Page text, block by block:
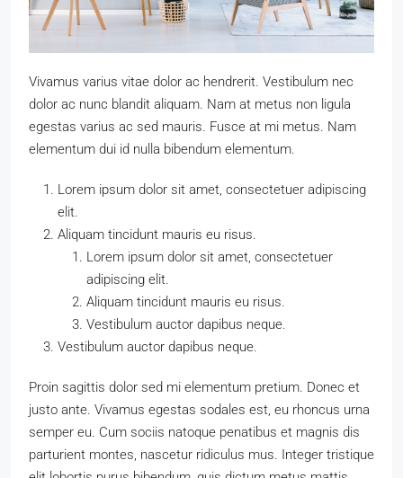
Vivamus varius vitae dolor ac hendrerit. Vestibulum nec
dolor ac nunc blandit aliquam. Nam at metus non ligula
egestas varius ac sed mauris. Fusce at mi metus. Nam
elementum dui id nulla bibendum elementum.
Lorem ipsum dolor sit amet, consectetuer adipiscing
elit.
Aliquam tincidunt mauris eu risus.
Lorem ipsum dolor sit amet, consectetuer
adipiscing elit.
Aliquam tincidunt mauris eu risus.
Vestibulum auctor dapibus neque.
Vestibulum auctor dapibus neque.
Proin sagittis dolor sed mi elementum pretium. Donec et
justo ante. Vivamus egestas sodales est, eu rhoncus urna
semper eu. Cum sociis natoque penatibus et magnis dis
parturient montes, nascetur ridiculus mus. Integer tristique